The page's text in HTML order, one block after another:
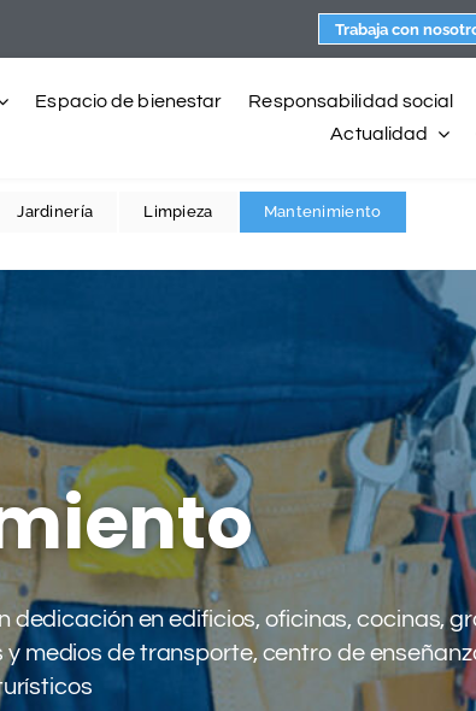
Trabaja con
Espacio de bienestar Responsabilidad social
Actualidad
Jardinería Limpieza Mantenimiento
en edificios, oficinas, cocinas,
medios de transporte, centro de